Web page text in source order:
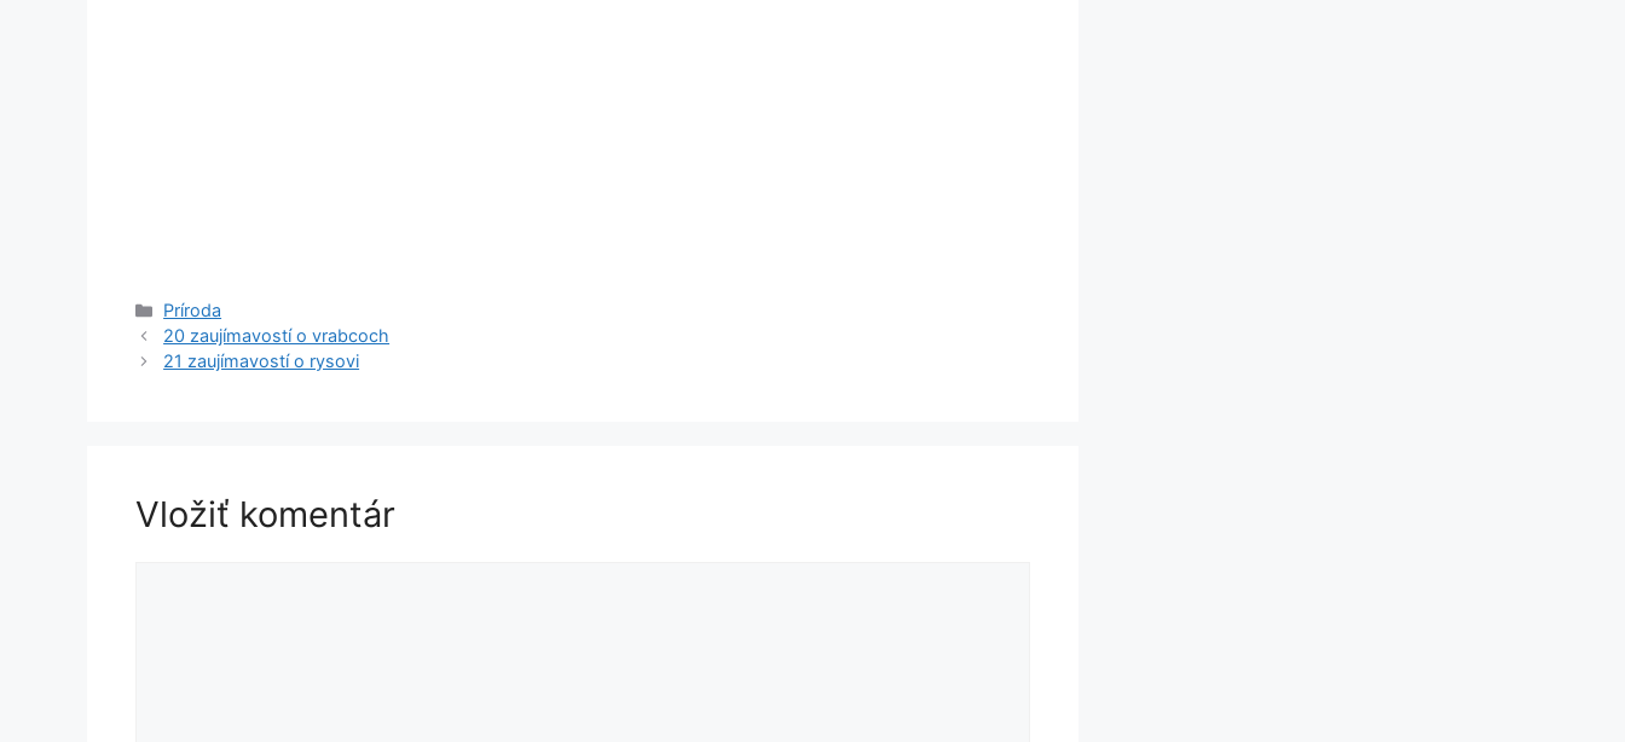
Kategórie
Príroda
20 zaujímavostí o vrabcoch
21 zaujímavostí o rysovi
Vložiť komentár